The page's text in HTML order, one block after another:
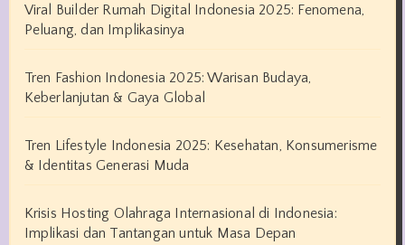
Viral Builder Rumah Digital Indonesia 2025: Fenomena,
Peluang, dan Implikasinya
Tren Fashion Indonesia 2025: Warisan Budaya,
Keberlanjutan & Gaya Global
Tren Lifestyle Indonesia 2025: Kesehatan, Konsumerisme
& Identitas Generasi Muda
Krisis Hosting Olahraga Internasional di Indonesia:
Implikasi dan Tantangan untuk Masa Depan